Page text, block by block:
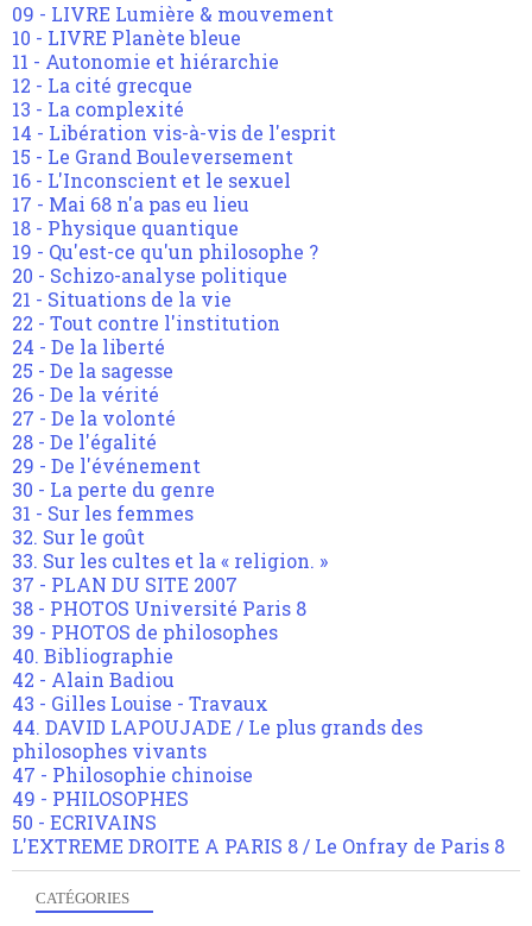
09 - LIVRE Lumière & mouvement
10 - LIVRE Planète bleue
11 - Autonomie et hiérarchie
12 - La cité grecque
13 - La complexité
14 - Libération vis-à-vis de l'esprit
15 - Le Grand Bouleversement
16 - L'Inconscient et le sexuel
17 - Mai 68 n'a pas eu lieu
18 - Physique quantique
19 - Qu'est-ce qu'un philosophe ?
20 - Schizo-analyse politique
21 - Situations de la vie
22 - Tout contre l'institution
24 - De la liberté
25 - De la sagesse
26 - De la vérité
27 - De la volonté
28 - De l'égalité
29 - De l'événement
30 - La perte du genre
31 - Sur les femmes
32. Sur le goût
33. Sur les cultes et la « religion. »
37 - PLAN DU SITE 2007
38 - PHOTOS Université Paris 8
39 - PHOTOS de philosophes
40. Bibliographie
42 - Alain Badiou
43 - Gilles Louise - Travaux
44. DAVID LAPOUJADE / Le plus grands des
philosophes vivants
47 - Philosophie chinoise
49 - PHILOSOPHES
50 - ECRIVAINS
L'EXTREME DROITE A PARIS 8 / Le Onfray de Paris 8
CATÉGORIES